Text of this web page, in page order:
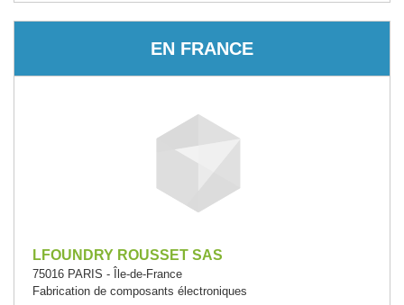
EN FRANCE
LFOUNDRY ROUSSET SAS
75016 PARIS - Île-de-France
Fabrication de composants électroniques